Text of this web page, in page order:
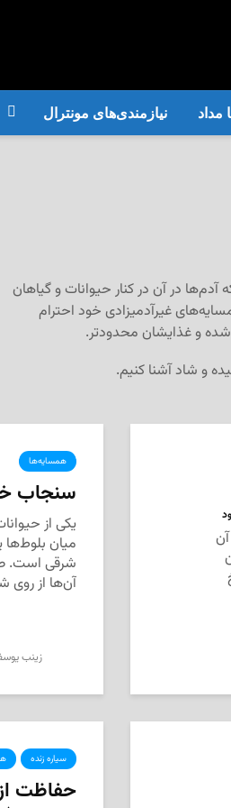
مداد نیازمندی‌های مونترال
در آن در کنار حیوانات و گیاهان
غیرآدمیزادی خود احترام
و غذایشان محدود‌تر.
و شاد آشنا کنیم.
همسایه‌ها
سنجاب‌
یکی از
میان بلوط‌ها
شرقی است.
آن‌ها از روی
زینب
سیاره زنده
حفاظت